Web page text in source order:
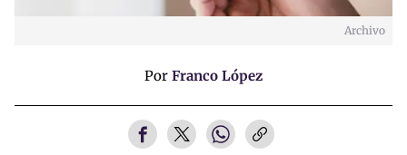
Archivo
Por Franco López